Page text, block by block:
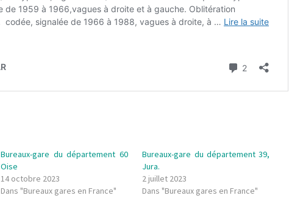
Bureaux-gare du département 60
Oise
14 octobre 2023
Dans "Bureaux gares en France"
Bureaux-gare du département 39,
Jura.
2 juillet 2023
Dans "Bureaux gares en France"